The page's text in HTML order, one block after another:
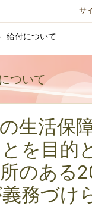
サ
給付について
ついて
生活保
を目的
のある
務づけ